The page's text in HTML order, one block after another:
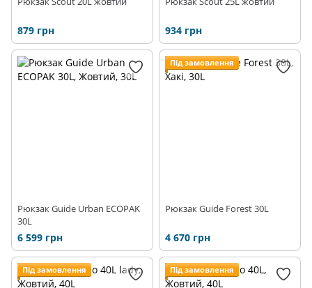
879 грн 934 грн
Рюкзак Guide Urban ECOPAK
30L
6 599 грн
Під замовлення
Рюкзак Guide Forest 30L
4 670 грн
Під замовлення Під замовлення